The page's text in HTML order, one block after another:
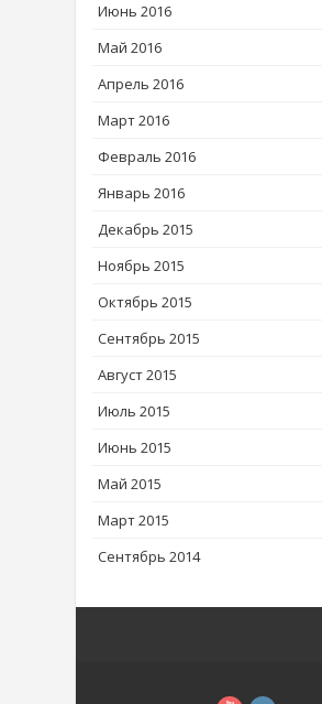
Июнь 2016
Май 2016
Апрель 2016
Март 2016
Февраль 2016
Январь 2016
Декабрь 2015
Ноябрь 2015
Октябрь 2015
Сентябрь 2015
Август 2015
Июль 2015
Июнь 2015
Май 2015
Март 2015
Сентябрь 2014